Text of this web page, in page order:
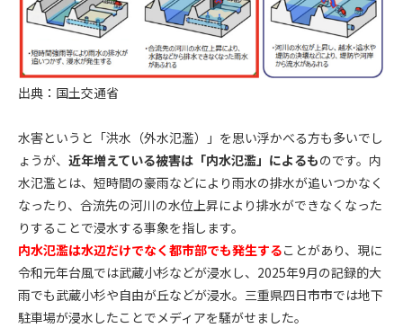
出典：国土交通省
水害というと「洪水（外水氾濫）」を思い浮かべる方も多いでし
ょうが、 近年増えている被害は「内水氾濫」によるものです。内
水氾濫とは、短時間の豪雨などにより雨水の排水が追いつかなく
なったり、合流先の河川の水位上昇により排水ができなくなった
りすることで浸水する事象を指します。
内水氾濫は水辺だけでなく都市部でも発生することがあり、現に
令和元年台風では武蔵小杉などが浸水し、2025年9月の記録的大
雨でも武蔵小杉や自由が丘などが浸水。三重県四日市市では地下
駐車場が浸水したことでメディアを騒がせました。